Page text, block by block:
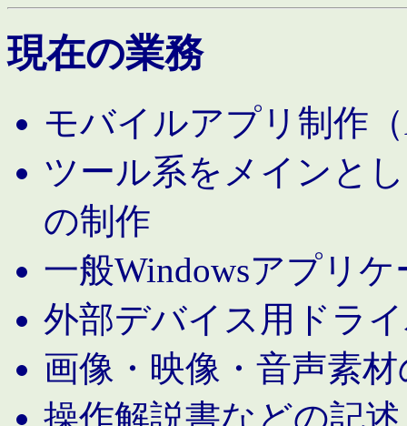
現在の業務
モバイルアプリ制作
ツール系をメインと
の制作
一般Windowsアプリ
外部デバイス用ドラ
画像・映像・音声素
操作解説書などの記